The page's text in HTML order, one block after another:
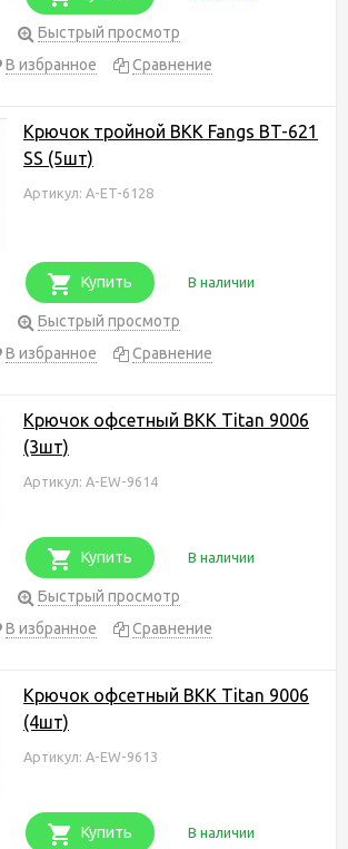
Быстрый просмотр
В избранное
Сравнение
Крючок тройной BKK Fangs BT-621
SS (5шт)
Артикул: A-ET-6128
Купить В наличии
Быстрый просмотр
В избранное
Сравнение
Крючок офсетный BKK Titan 9006
(3шт)
Артикул: A-EW-9614
Купить В наличии
Быстрый просмотр
В избранное
Сравнение
Крючок офсетный BKK Titan 9006
(4шт)
Артикул: A-EW-9613
Купить В наличии